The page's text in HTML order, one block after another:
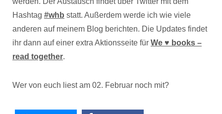
Hashtag #whb statt. Außerdem werde ich wie viele
anderen auf meinem Blog berichten. Die Updates findet
ihr dann auf einer extra Aktionsseite für We ♥ books –
read together.
Wer von euch liest am 02. Februar noch mit?